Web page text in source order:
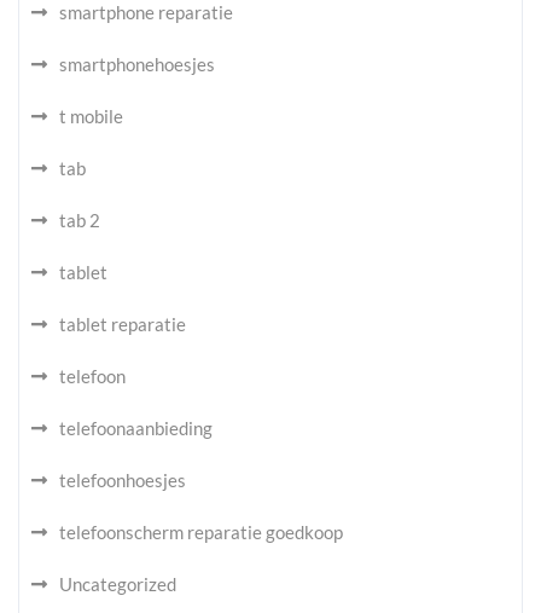
smartphone reparatie
smartphonehoesjes
t mobile
tab
tab 2
tablet
tablet reparatie
telefoon
telefoonaanbieding
telefoonhoesjes
telefoonscherm reparatie goedkoop
Uncategorized